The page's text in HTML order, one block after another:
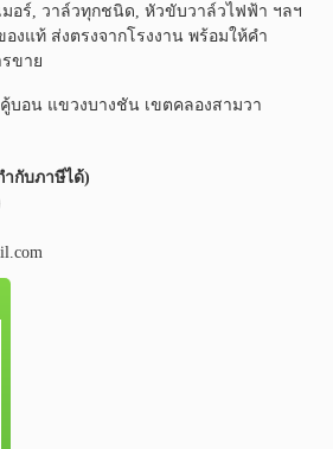
มอร์, วาล์วทุกชนิด, หัวขับวาล์วไฟฟ้า ฯลฯ
งแท้ ส่งตรงจากโรงงาน พร้อมให้คำ
ขาย
บอน แขวงบางชัน เขตคลองสามวา
ำกับภาษีได้)